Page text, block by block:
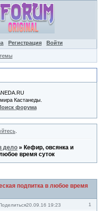
Регистрация Войти
Кастанеды.
форума
.
дело » Кефир, овсянка и
время суток
подпитка в любое время
1
20.09.16 19:23